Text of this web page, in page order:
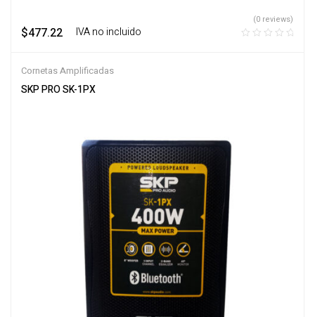
$477.22 ‎ ‎ ‎ IVA no incluido
(0 reviews)
Cornetas Amplificadas
SKP PRO SK-1PX